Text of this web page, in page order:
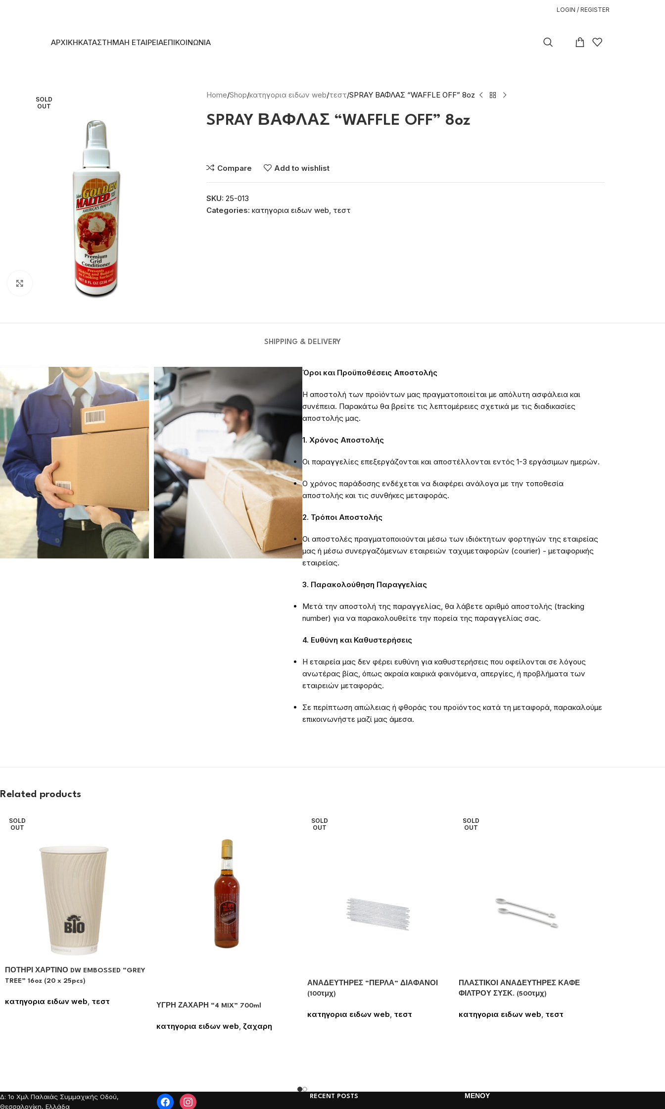
LOGIN / REGISTER
ΑΡΧΙΚΗΚΑΤΑΣΤΗΜΑΗ ΕΤΑΙΡΕΙΑΕΠΙΚΟΙΝΩΝΙΑ
SOLD
OUT
Click to enlarge
Home Shop κατηγορια ειδων web τεστ SPRAY ΒΑΦΛΑΣ “WAFFLE OFF” 8oz
SPRAY ΒΑΦΛΑΣ “WAFFLE OFF” 8oz
Compare Add to wishlist
SKU:25-013
Categories: κατηγορια ειδων web, τεστ
SHIPPING & DELIVERY
Όροι και Προϋποθέσεις Αποστολής
Η αποστολή των προϊόντων μας πραγματοποιείται με απόλυτη ασφάλεια και
συνέπεια. Παρακάτω θα βρείτε τις λεπτομέρειες σχετικά με τις διαδικασίες
αποστολής μας.
1. Χρόνος Αποστολής
Οι παραγγελίες επεξεργάζονται και αποστέλλονται εντός 1-3 εργάσιμων ημερών.
Ο χρόνος παράδοσης ενδέχεται να διαφέρει ανάλογα με την τοποθεσία
αποστολής και τις συνθήκες μεταφοράς.
2. Τρόποι Αποστολής
Οι αποστολές πραγματοποιούνται μέσω των ιδιόκτητων φορτηγών της εταιρείας
μας ή μέσω συνεργαζόμενων εταιρειών ταχυμεταφορών (courier) - μεταφορικής
εταιρείας.
3. Παρακολούθηση Παραγγελίας
Μετά την αποστολή της παραγγελίας, θα λάβετε αριθμό αποστολής (tracking
number) για να παρακολουθείτε την πορεία της παραγγελίας σας.
4. Ευθύνη και Καθυστερήσεις
Η εταιρεία μας δεν φέρει ευθύνη για καθυστερήσεις που οφείλονται σε λόγους
ανωτέρας βίας, όπως ακραία καιρικά φαινόμενα, απεργίες, ή προβλήματα των
εταιρειών μεταφοράς.
Σε περίπτωση απώλειας ή φθοράς του προϊόντος κατά τη μεταφορά, παρακαλούμε
επικοινωνήστε μαζί μας άμεσα.
Related products
SOLD
OUT
ΠΟΤΗΡΙ ΧΑΡΤΙΝΟ DW EMBOSSED “GREY
TREE” 16oz (20 x 25pcs)
κατηγορια ειδων web, τεστ
ΥΓΡΗ ΖΑΧΑΡΗ “4 MIX” 700ml
κατηγορια ειδων web ζαχαρη
SOLD
OUT
ΑΝΑΔΕΥΤΗΡΕΣ “ΠΕΡΛΑ” ΔΙΑΦΑΝΟΙ
(100τμχ)
κατηγορια ειδων web, τεστ
SOLD
OUT
ΠΛΑΣΤΙΚΟΙ ΑΝΑΔΕΥΤΗΡΕΣ ΚΑΦΕ
ΦΙΛΤΡΟΥ ΣΥΣΚ. (500τμχ)
κατηγορια ειδων web, τεστ
Δ: 1o Χμλ Παλαιάς Συμμαχικής Οδού,
Θεσσαλονίκη, Ελλάδα
RECENT POSTS ΜΕΝΟΥ